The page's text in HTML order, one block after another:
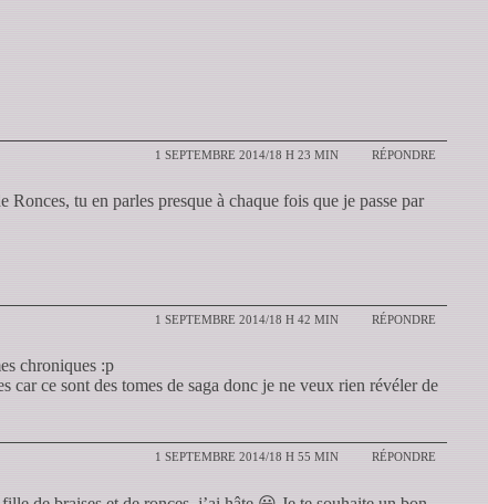
1 SEPTEMBRE 2014/18 H 23 MIN RÉPONDRE
Ronces, tu en parles presque à chaque fois que je passe par
1 SEPTEMBRE 2014/18 H 42 MIN RÉPONDRE
chroniques :p
car ce sont des tomes de saga donc je ne veux rien révéler de
1 SEPTEMBRE 2014/18 H 55 MIN RÉPONDRE